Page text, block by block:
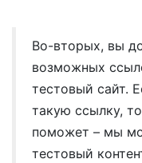
Во-вторых, вы
возможных
тестовый сайт.
такую ссылку,
поможет – мы
тестовый